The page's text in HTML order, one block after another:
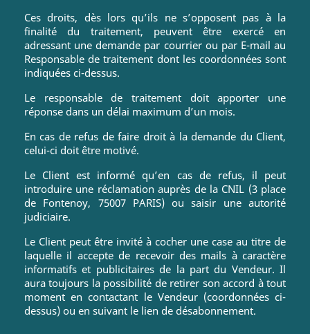
Ces droits, dès lors qu’ils ne s’opposent pas à la
finalité du traitement, peuvent être exercé en
adressant une demande par courrier ou par E-mail au
Responsable de traitement dont les coordonnées sont
indiquées ci-dessus.
Le responsable de traitement doit apporter une
réponse dans un délai maximum d’un mois.
En cas de refus de faire droit à la demande du Client,
celui-ci doit être motivé.
Le Client est informé qu’en cas de refus, il peut
introduire une réclamation auprès de la CNIL (3 place
de Fontenoy, 75007 PARIS) ou saisir une autorité
judiciaire.
Le Client peut être invité à cocher une case au titre de
laquelle il accepte de recevoir des mails à caractère
informatifs et publicitaires de la part du Vendeur. Il
aura toujours la possibilité de retirer son accord à tout
moment en contactant le Vendeur (coordonnées ci-
dessus) ou en suivant le lien de désabonnement.